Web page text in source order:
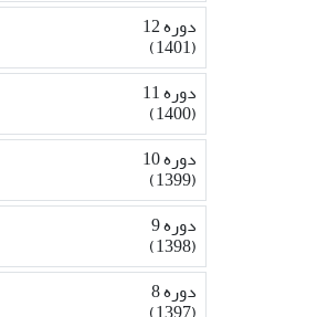
دوره 12
(1401)
دوره 11
(1400)
دوره 10
(1399)
دوره 9
(1398)
دوره 8